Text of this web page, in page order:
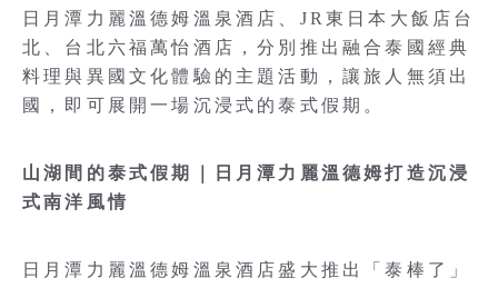
日月潭力麗溫德姆溫泉酒店、JR東日本大飯店台
北、台北六福萬怡酒店，分別推出融合泰國經典
料理與異國文化體驗的主題活動，讓旅人無須出
國，即可展開一場沉浸式的泰式假期。
山湖間的泰式假期｜日月潭力麗溫德姆打造沉浸
式南洋風情
日月潭力麗溫德姆溫泉酒店盛大推出「泰棒了」